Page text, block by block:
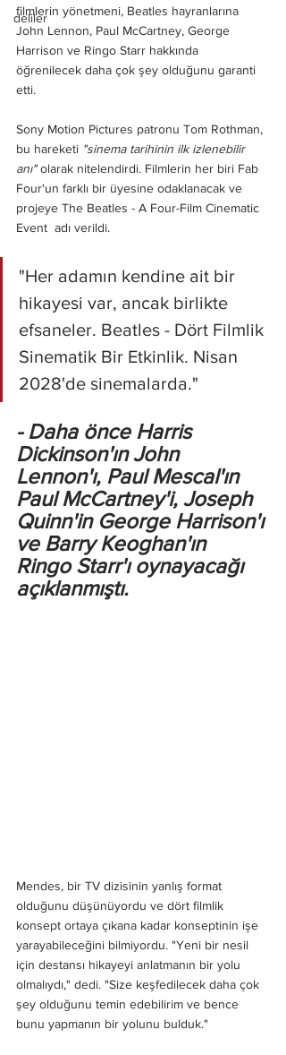
deliler
filmlerin yönetmeni, Beatles hayranlarına
John Lennon, Paul McCartney, George
Harrison ve Ringo Starr hakkında
öğrenilecek daha çok şey olduğunu garanti
etti.
Sony Motion Pictures patronu Tom Rothman,
bu hareketi "sinema tarihinin ilk izlenebilir
anı" olarak nitelendirdi. Filmlerin her biri Fab
Four'un farklı bir üyesine odaklanacak ve
projeye The Beatles - A Four-Film Cinematic
Event  adı verildi.
"Her adamın kendine ait bir
hikayesi var, ancak birlikte
efsaneler. Beatles - Dört Filmlik
Sinematik Bir Etkinlik. Nisan
2028'de sinemalarda."
- Daha önce Harris
Dickinson'ın John
Lennon'ı, Paul Mescal'ın
Paul McCartney'i, Joseph
Quinn'in George Harrison'ı
ve Barry Keoghan'ın
Ringo Starr'ı oynayacağı
açıklanmıştı.
Mendes, bir TV dizisinin yanlış format
olduğunu düşünüyordu ve dört filmlik
konsept ortaya çıkana kadar konseptinin işe
yarayabileceğini bilmiyordu. "Yeni bir nesil
için destansı hikayeyi anlatmanın bir yolu
olmalıydı," dedi. "Size keşfedilecek daha çok
şey olduğunu temin edebilirim ve bence
bunu yapmanın bir yolunu bulduk."